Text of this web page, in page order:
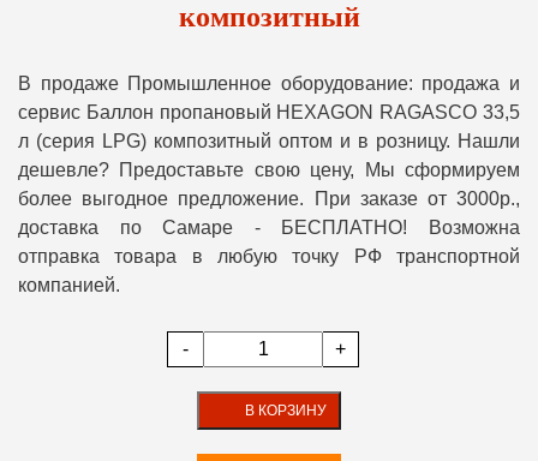
композитный
В продаже Промышленное оборудование: продажа и
сервис Баллон пропановый HEXAGON RAGASCO 33,5
л (серия LPG) композитный оптом и в розницу. Нашли
дешевле? Предоставьте свою цену, Мы сформируем
более выгодное предложение. При заказе от 3000р.,
доставка по Самаре - БЕСПЛАТНО! Возможна
отправка товара в любую точку РФ транспортной
компанией.
- +
В КОРЗИНУ